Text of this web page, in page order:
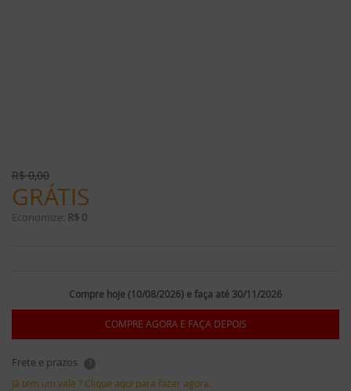
R$0,00
GRÁTIS
Economize: R$ 0
Compre hoje (10/08/2026) e faça até 30/11/2026
COMPRE AGORA E FAÇA DEPOIS
Frete e prazos ?
Já tem um vale ? Clique aqui para fazer agora.